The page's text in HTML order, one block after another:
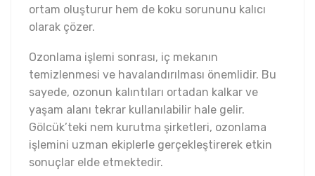
ortam oluşturur hem de koku sorununu kalıcı
olarak çözer.
Ozonlama işlemi sonrası, iç mekanın
temizlenmesi ve havalandırılması önemlidir. Bu
sayede, ozonun kalıntıları ortadan kalkar ve
yaşam alanı tekrar kullanılabilir hale gelir.
Gölcük’teki nem kurutma şirketleri, ozonlama
işlemini uzman ekiplerle gerçekleştirerek etkin
sonuçlar elde etmektedir.